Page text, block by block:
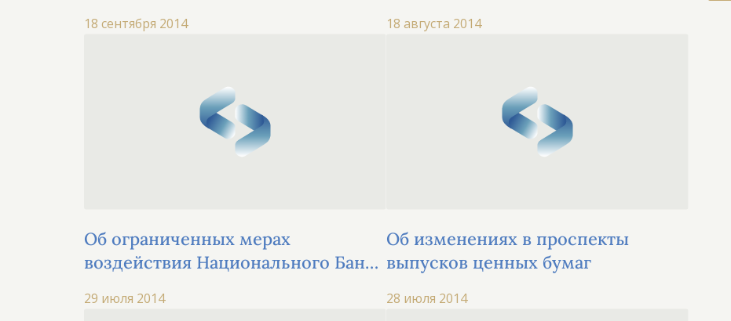
18 сентября 2014 18 августа 2014
Об ограниченных мерах
воздействия Национального Банка
29 июля 2014
Об изменениях в проспекты
выпусков ценных бумаг
28 июля 2014